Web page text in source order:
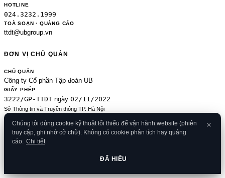
HOTLINE
024.3232.1999
TOÀ SOẠN · QUẢNG CÁO
ttdt@ubgroup.vn
ĐƠN VỊ CHỦ QUẢN
CHỦ QUẢN
Công ty Cổ phần Tập đoàn UB
GIẤY PHÉP
3222/GP-TTĐT ngày 02/11/2022
Sở Thông tin và Truyền thông TP. Hà Nội
Sửa đổi của 2489/GP-TTĐT ngày 24/8/2020
ĐKKD
0106080414 09/01/2013
© 2026 Banker.vn
Cookies·Liên hệ
Chúng tôi dùng cookie kỹ thuật tối thiểu để vận hành website (phiên
truy cập, ghi nhớ cỡ chữ). Không có cookie phân tích hay quảng
cáo. Chi tiết
ĐÃ HIỂU